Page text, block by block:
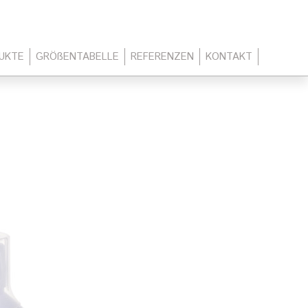
GRÖßENTABELLE REFERENZEN KONTAKT